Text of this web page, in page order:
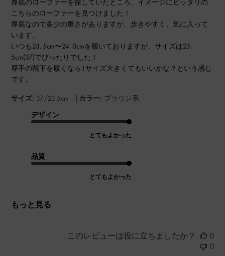
厚底のローファーを探していたところ、イメージにピッタリの
こちらのローファーを見つけました！
厚底なので多少の重さがありますが、歩きやすく、気に入って
います。
いつも23. 5cm〜24. 0cmを履いておりますが、サイズは23.
5cm(37)でぴったりでした！
厚手の靴下を履くなら1サイズ大きくてもいいかな？という感じ
です。
サイズ: 37/23.5cm | カラー: ブラウン系
デザイン
とてもよかった
品質
とてもよかった
もっと見る
このレビューは役に立ちましたか？
0
0